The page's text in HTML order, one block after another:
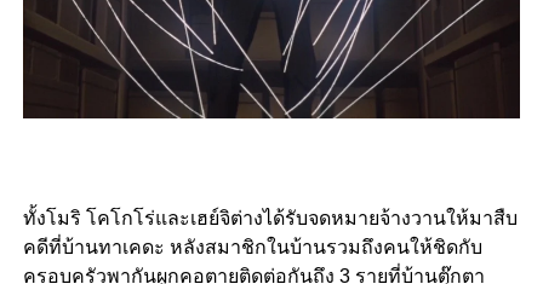
ทั้งโมริ โคโกโร่และเฮย์จิต่างได้รับจดหมายจ้างวานให้มาสืบ
คดีที่บ้านทาเคดะ หลังสมาชิกในบ้านรวมถึงคนให้ชิดกับ
ครอบครัวพากันผูกคอตายติดต่อกันถึง 3 รายที่บ้านตุ๊กตา